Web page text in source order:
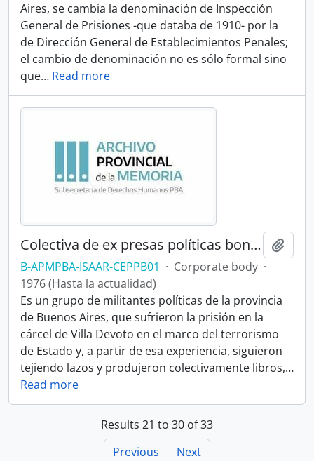
Aires, se cambia la denominación de Inspección
General de Prisiones -que databa de 1910- por la
de Dirección General de Establecimientos Penales;
el cambio de denominación no es sólo formal sino
que… Read more
Colectiva de ex presas políticas bonaerenses
B-APMPBA-ISAAR-CEPPB01 · Corporate body ·
1976 (Hasta la actualidad)
Es un grupo de militantes políticas de la provincia
de Buenos Aires, que sufrieron la prisión en la
cárcel de Villa Devoto en el marco del terrorismo
de Estado y, a partir de esa experiencia, siguieron
tejiendo lazos y produjeron colectivamente libros,…
Read more
Results 21 to 30 of 33
Previous
Next